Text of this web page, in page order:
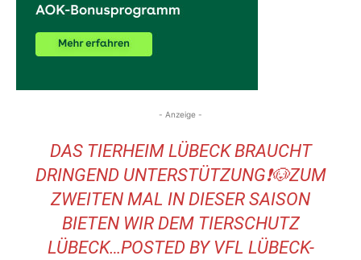
- Anzeige -
DAS TIERHEIM LÜBECK BRAUCHT
DRINGEND UNTERSTÜTZUNG❗️🐶ZUM
ZWEITEN MAL IN DIESER SAISON
BIETEN WIR DEM TIERSCHUTZ
LÜBECK…POSTED BY VFL LÜBECK-